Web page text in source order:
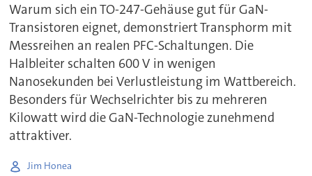
Warum sich ein TO-247-Gehäuse gut für GaN-
Transistoren eignet, demonstriert Transphorm mit
Messreihen an realen PFC-Schaltungen. Die
Halbleiter schalten 600 V in wenigen
Nanosekunden bei Verlustleistung im Wattbereich.
Besonders für Wechselrichter bis zu mehreren
Kilowatt wird die GaN-Technologie zunehmend
attraktiver.
Jim Honea